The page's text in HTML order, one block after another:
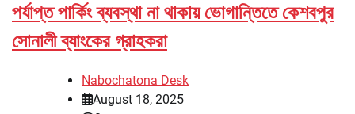
পর্যাপ্ত পার্কিং ব্যবস্থা না থাকায় ভোগান্তিতে কেশবপুর
সোনালী ব্যাংকের গ্রাহকরা
Nabochatona Desk
August 18, 2025